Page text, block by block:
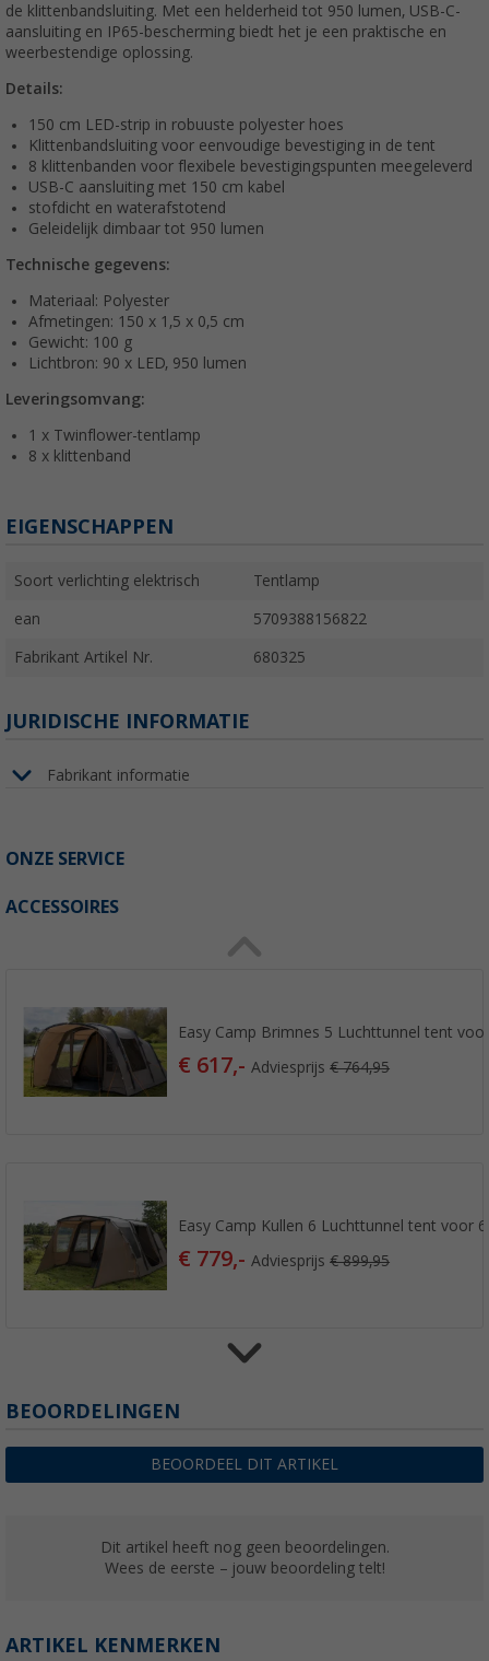
de klittenbandsluiting. Met een helderheid tot 950 lumen, USB-C-
aansluiting en IP65-bescherming biedt het je een praktische en
weerbestendige oplossing.
Details:
150 cm LED-strip in robuuste polyester hoes
Klittenbandsluiting voor eenvoudige bevestiging in de tent
8 klittenbanden voor flexibele bevestigingspunten meegeleverd
USB-C aansluiting met 150 cm kabel
stofdicht en waterafstotend
Geleidelijk dimbaar tot 950 lumen
Technische gegevens:
Materiaal: Polyester
Afmetingen: 150 x 1,5 x 0,5 cm
Gewicht: 100 g
Lichtbron: 90 x LED, 950 lumen
Leveringsomvang:
1 x Twinflower-tentlamp
8 x klittenband
EIGENSCHAPPEN
Soort verlichting elektrisch Tentlamp
ean 5709388156822
Fabrikant Artikel Nr. 680325
JURIDISCHE INFORMATIE
Fabrikant informatie
ONZE SERVICE
ACCESSOIRES
Easy Camp Brimnes 5 Luchttunnel tent
€ 617,-Adviesprijs€ 764,95
Easy Camp Kullen 6 Luchttunnel tent voor
€ 779,-Adviesprijs€ 899,95
Easy Camp Senja 4 Luchttunnel tent voor 4
€ 539,-Adviesprijs€ 699,95
€ 353,-
BEOORDELINGEN
BEOORDEEL DIT ARTIKEL
Dit artikel heeft nog geen beoordelingen.
Wees de eerste – jouw beoordeling telt!
ARTIKEL KENMERKEN